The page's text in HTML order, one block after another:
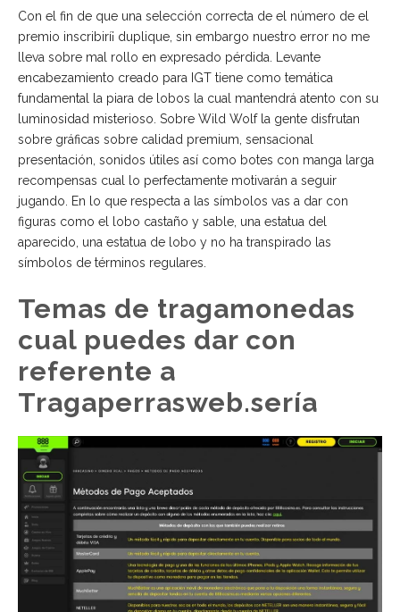
Con el fin de que una selección correcta de el número de el
premio inscribirí¡ duplique, sin embargo nuestro error no me
lleva sobre mal rollo en expresado pérdida. Levante
encabezamiento creado para IGT tiene como temática
fundamental la piara de lobos la cual mantendrá atento con su
luminosidad misterioso. Sobre Wild Wolf la gente disfrutan
sobre gráficas sobre calidad premium, sensacional
presentación, sonidos útiles así­ como botes con manga larga
recompensas cual lo perfectamente motivarán a seguir
jugando. En lo que respecta a las símbolos vas a dar con
figuras como el lobo castaño y sable, una estatua del
aparecido, una estatua de lobo y no ha transpirado las
símbolos de términos regulares.
Temas de tragamonedas
cual puedes dar con
referente a
Tragaperrasweb.serí­a